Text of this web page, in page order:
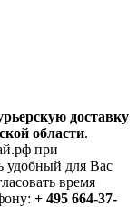
доставку
области.
при
для Вас
время
+ 495 664-37-